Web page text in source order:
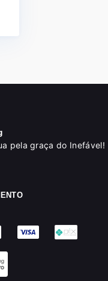
pela graça do Inefável!